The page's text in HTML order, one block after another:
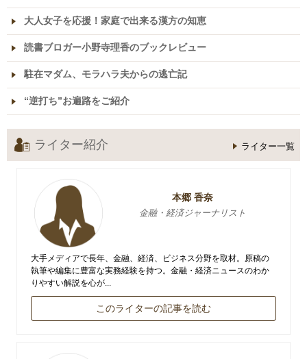
大人女子を応援！家庭で出来る漢方の知恵
読書ブロガー小野寺理香のブックレビュー
駐在マダム、モラハラ夫からの逃亡記
“逆打ち”お遍路をご紹介
ライター紹介 ライター一覧
本郷 香奈
金融・経済ジャーナリスト
大手メディアで長年、金融、経済、ビジネス分野を取材。原稿の
執筆や編集に豊富な実務経験を持つ。金融・経済ニュースのわか
りやすい解説を心が...
このライターの記事を読む